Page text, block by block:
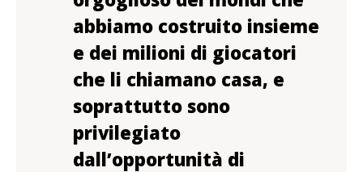
abbiamo costruito insieme
e dei milioni di giocatori
che li chiamano casa, e
soprattutto sono
privilegiato
dall’opportunità di